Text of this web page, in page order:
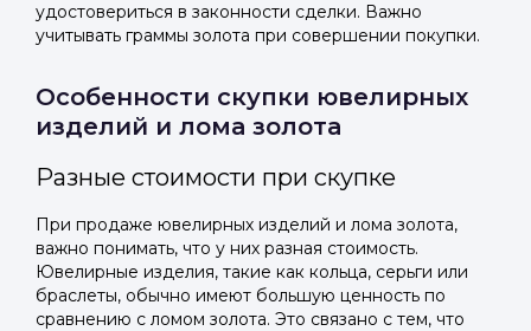
удостовериться в законности сделки. Важно
учитывать граммы золота при совершении покупки.
Особенности скупки ювелирных
изделий и лома золота
Разные стоимости при скупке
При продаже ювелирных изделий и лома золота,
важно понимать, что у них разная стоимость.
Ювелирные изделия, такие как кольца, серьги или
браслеты, обычно имеют большую ценность по
сравнению с ломом золота. Это связано с тем, что